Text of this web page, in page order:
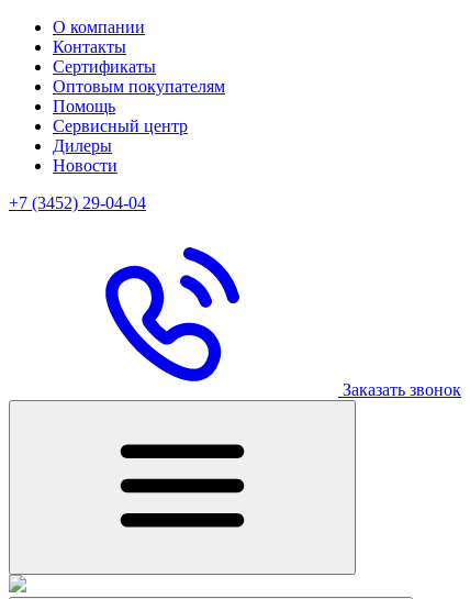
О компании
Контакты
Сертификаты
Оптовым покупателям
Помощь
Сервисный центр
Дилеры
Новости
+7 (3452) 29-04-04
Заказать звонок